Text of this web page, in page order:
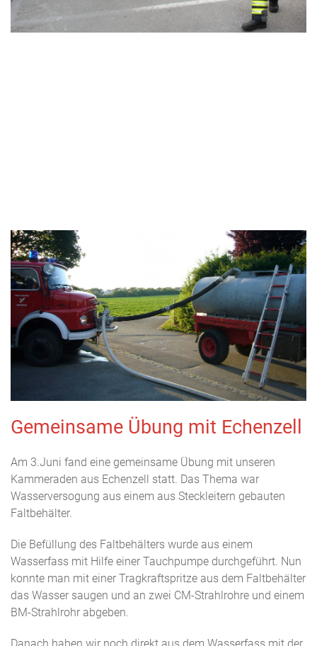
Gemeinsame Übung mit Echenzell
Am 3.Juni fand eine gemeinsame Übung mit unseren
Kammeraden aus Echenzell statt. Das Thema war
Wasserversogung aus einem aus Steckleitern gebauten
Faltbehälter.
Die Befüllung des Faltbehälters wurde aus einem
Wasserfass mit Hilfe einer Tauchpumpe durchgeführt. Nun
konnte man mit einer Tragkraftspritze aus dem Faltbehälter
das Wasser saugen und an zwei CM-Strahlrohre und einem
BM-Strahlrohr abgeben.